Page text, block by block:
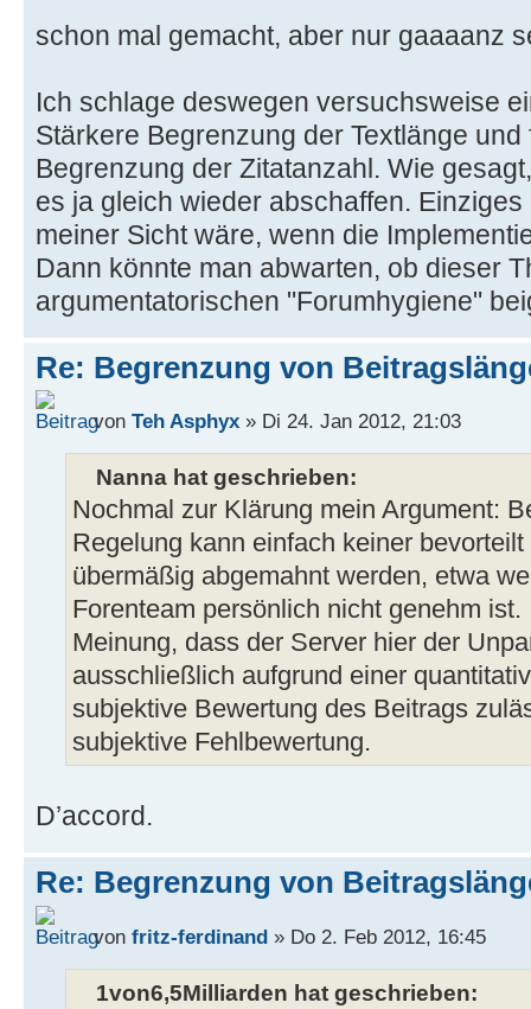
schon mal gemacht, aber nur gaaaanz
Ich schlage deswegen versuchsweise
Stärkere Begrenzung der Textlänge
Begrenzung der Zitatanzahl. Wie
es ja gleich wieder abschaffen.
meiner Sicht wäre, wenn die
Dann könnte man abwarten, ob dieser
argumentatorischen "Forumhygiene"
Re: Begrenzung von
von Teh Asphyx » Di 24. Jan 2012, 21:03
Nanna hat geschrieben:
Nochmal zur Klärung mein Argument:
Regelung kann einfach keiner
übermäßig abgemahnt werden, etwa
Forenteam persönlich nicht genehm
Meinung, dass der Server hier der
ausschließlich aufgrund einer
subjektive Bewertung des Beitrags
subjektive Fehlbewertung.
D’accord.
Re: Begrenzung von
von fritz-ferdinand » Do 2. Feb 2012, 16:45
1von6,5Milliarden hat geschrieben: